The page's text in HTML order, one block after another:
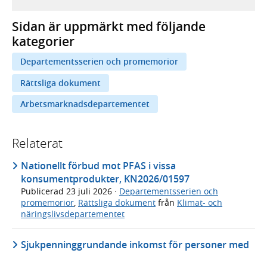
Sidan är uppmärkt med följande
kategorier
Departementsserien och promemorior
Rättsliga dokument
Arbetsmarknadsdepartementet
Relaterat
Nationellt förbud mot PFAS i vissa
konsumentprodukter, KN2026/01597
Publicerad 23 juli 2026 · Departementsserien och
promemorior Rättsliga dokument från Klimat- och
näringslivsdepartementet
Sjukpenninggrundande inkomst för personer med